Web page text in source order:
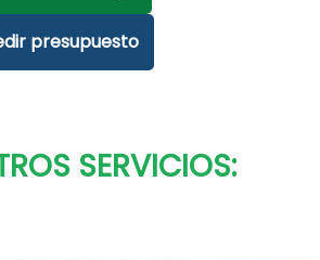
presupuesto
SERVICIOS: